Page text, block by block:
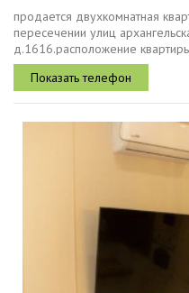
продается двухкомнатная
пересечении улиц
д.1616.расположение
развитом районе, где есть вся
квартира светлая, тёплая....